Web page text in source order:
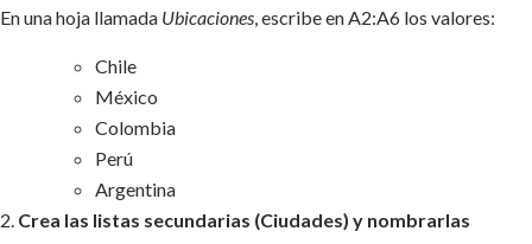
En una hoja llamada Ubicaciones, escribe en A2:A6 los valores:
Chile
México
Colombia
Perú
Argentina
2. Crea las listas secundarias (Ciudades) y nombrarlas